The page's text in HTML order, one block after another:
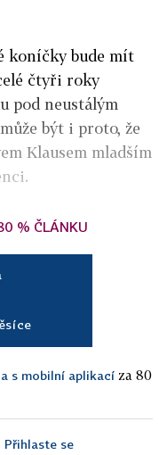
koníčky bude mít
čtyři roky
pod neustálým
být i proto, že
Klausem mladším
% ČLÁNKU
s mobilní aplikací za 80
Přihlaste se